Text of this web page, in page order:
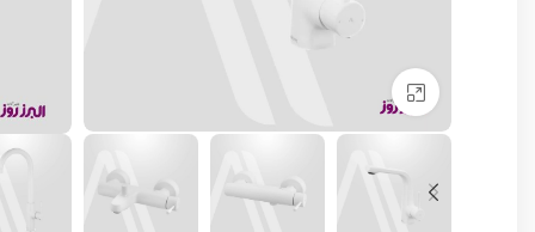
Click to enlarge